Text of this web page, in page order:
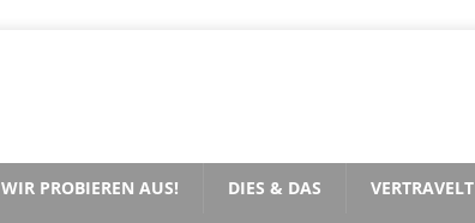
WIR PROBIEREN AUS! DIES & DAS VERTRAVELT